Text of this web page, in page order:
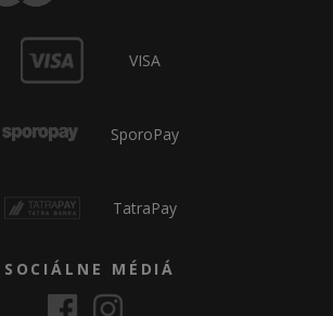
VISA
SporoPay
TatraPay
SOCIÁLNE MÉDIÁ